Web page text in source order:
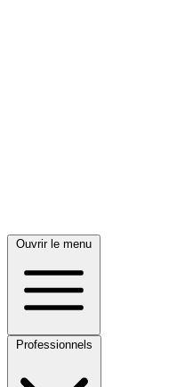
Ouvrir le menu
Professionnels